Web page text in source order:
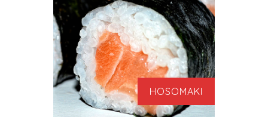
HOSOMAKI